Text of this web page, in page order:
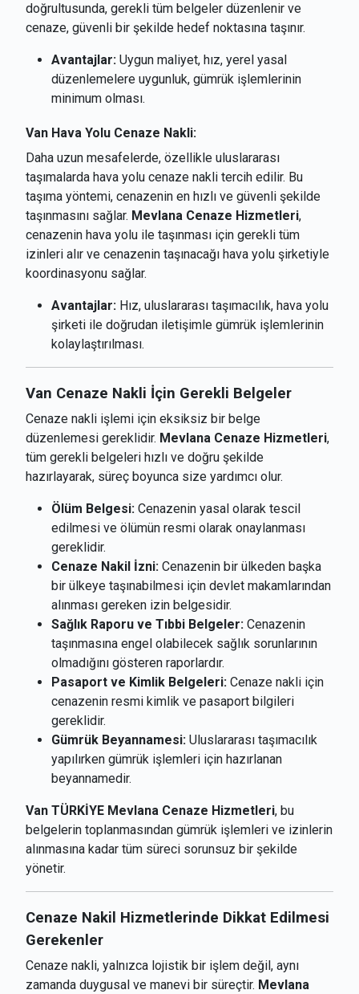
doğrultusunda, gerekli tüm belgeler düzenlenir ve
cenaze, güvenli bir şekilde hedef noktasına taşınır.
Avantajlar: Uygun maliyet, hız, yerel yasal
düzenlemelere uygunluk, gümrük işlemlerinin
minimum olması.
Van Hava Yolu Cenaze Nakli:
Daha uzun mesafelerde, özellikle uluslararası
taşımalarda hava yolu cenaze nakli tercih edilir. Bu
taşıma yöntemi, cenazenin en hızlı ve güvenli şekilde
taşınmasını sağlar. Mevlana Cenaze Hizmetleri,
cenazenin hava yolu ile taşınması için gerekli tüm
izinleri alır ve cenazenin taşınacağı hava yolu şirketiyle
koordinasyonu sağlar.
Avantajlar: Hız, uluslararası taşımacılık, hava yolu
şirketi ile doğrudan iletişimle gümrük işlemlerinin
kolaylaştırılması.
Van Cenaze Nakli İçin Gerekli Belgeler
Cenaze nakli işlemi için eksiksiz bir belge
düzenlemesi gereklidir. Mevlana Cenaze Hizmetleri,
tüm gerekli belgeleri hızlı ve doğru şekilde
hazırlayarak, süreç boyunca size yardımcı olur.
Ölüm Belgesi: Cenazenin yasal olarak tescil
edilmesi ve ölümün resmi olarak onaylanması
gereklidir.
Cenaze Nakil İzni: Cenazenin bir ülkeden başka
bir ülkeye taşınabilmesi için devlet makamlarından
alınması gereken izin belgesidir.
Sağlık Raporu ve Tıbbi Belgeler: Cenazenin
taşınmasına engel olabilecek sağlık sorunlarının
olmadığını gösteren raporlardır.
Pasaport ve Kimlik Belgeleri: Cenaze nakli için
cenazenin resmi kimlik ve pasaport bilgileri
gereklidir.
Gümrük Beyannamesi: Uluslararası taşımacılık
yapılırken gümrük işlemleri için hazırlanan
beyannamedir.
Van TÜRKİYE Mevlana Cenaze Hizmetleri, bu
belgelerin toplanmasından gümrük işlemleri ve izinlerin
alınmasına kadar tüm süreci sorunsuz bir şekilde
yönetir.
Cenaze Nakil Hizmetlerinde Dikkat Edilmesi
Gerekenler
Cenaze nakli, yalnızca lojistik bir işlem değil, aynı
zamanda duygusal ve manevi bir süreçtir. Mevlana